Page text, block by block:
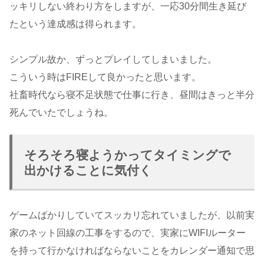
ッキリしない終わり方をしますが、一応30分間生き延び
たという達成感は得られます。
シンプル故か、ずっとプレイしてしまいました。
こういう時はFIREして良かったと思います。
社畜時代なら寝不足状態で仕事に行き、昼間はきっと半分
死んでいたでしょうね。
そろそろ寝ようかってタイミングで
出かけることに気付く
ゲームばかりしていてスッカリ忘れていましたが、以前実
家のネット回線の工事をするので、実家にWIFIルーター
を持って行かなければならないことをカレンダー通知で思